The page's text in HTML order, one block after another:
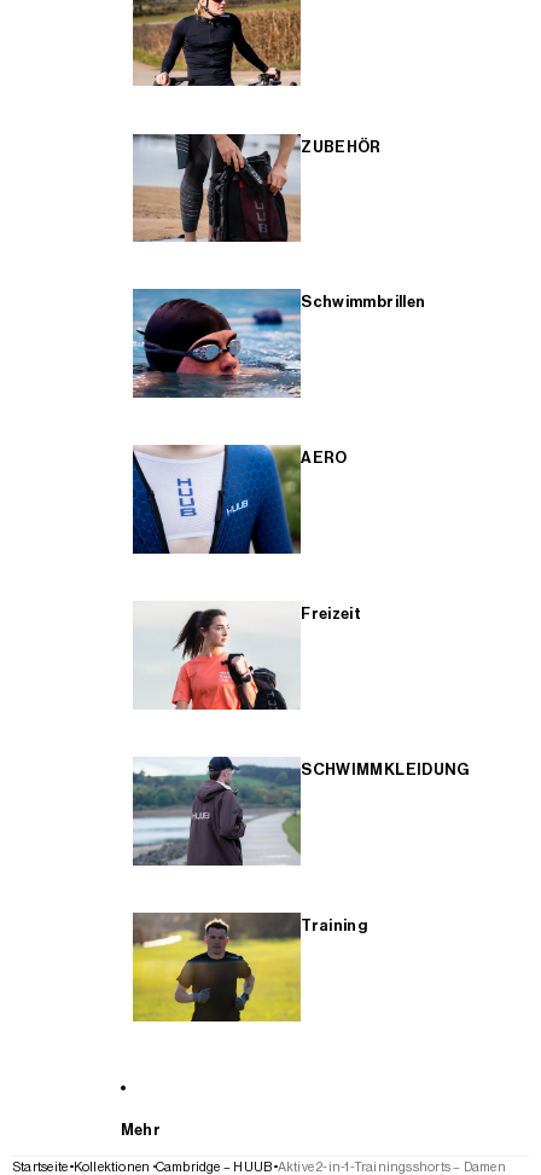
ZUBEHÖR
Schwimmbrillen
AERO
Freizeit
SCHWIMMKLEIDUNG
Training
Mehr
Startseite Kollektionen Cambridge – HUUB Aktive 2-in-1-Trainingsshorts – Damen